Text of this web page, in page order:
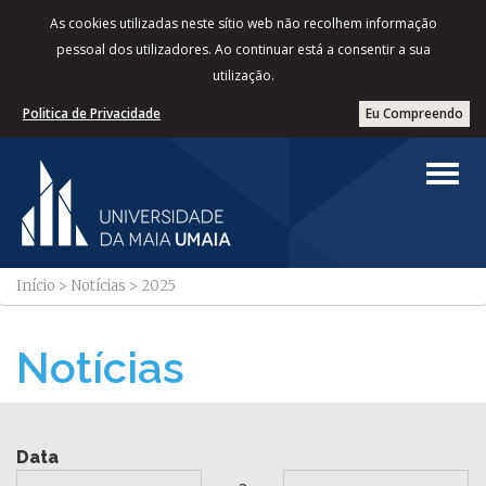
As cookies utilizadas neste sítio web não recolhem informação
pessoal dos utilizadores. Ao continuar está a consentir a sua
utilização.
Eu Compreendo
Politica de Privacidade
Início > Notícias > 2025
Notícias
Data